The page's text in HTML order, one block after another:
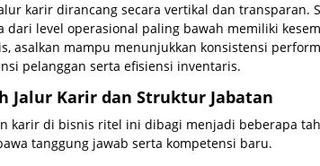
karir dirancang secara vertikal dan transparan.
dari level operasional paling bawah memiliki
asalkan mampu menunjukkan konsistensi
pelanggan serta efisiensi inventaris.
Jalur Karir dan Struktur Jabatan
karir di bisnis ritel ini dibagi menjadi beberapa
tanggung jawab serta kompetensi baru.